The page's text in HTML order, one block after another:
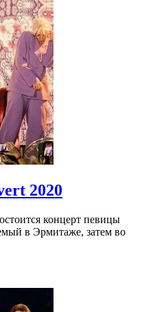
2020
концерт певицы
в Эрмитаже, затем во